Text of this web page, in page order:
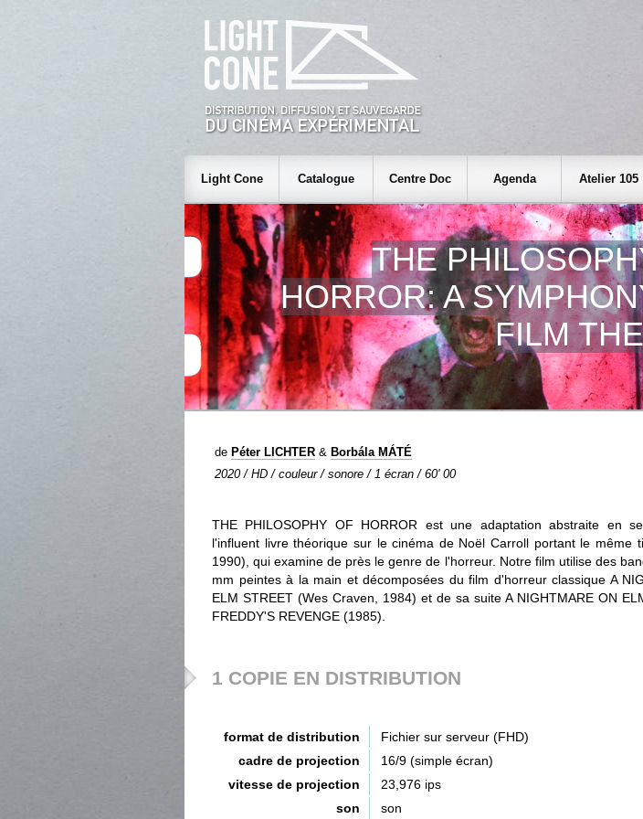
Light Cone Catalogue Centre Doc Agenda Atelier 105
THE
HORROR: A
FILM
de Péter LICHTER & Borbála MÁTÉ
2020 / HD / couleur / sonore / 1 écran / 60' 00
THE PHILOSOPHY OF HORROR est une adaptation abstraite en
l'influent livre théorique sur le cinéma de Noël Carroll portant le même
1990), qui examine de près le genre de l'horreur. Notre film utilise des
mm peintes à la main et décomposées du film d'horreur classique A
ELM STREET (Wes Craven, 1984) et de sa suite A NIGHTMARE ON
FREDDY'S REVENGE (1985).
1 COPIE EN DISTRIBUTION
format de distribution
Fichier sur serveur (FHD)
cadre de projection
16/9 (simple écran)
vitesse de projection
23,976 ips
son
son